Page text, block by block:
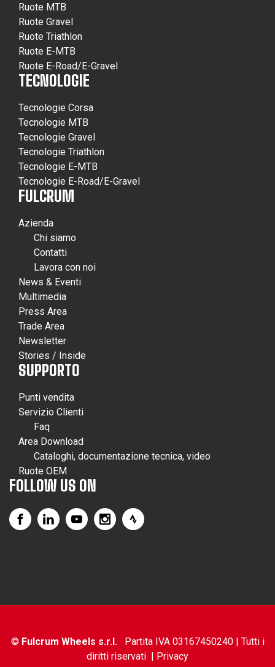
Ruote MTB
Ruote Gravel
Ruote Triathlon
Ruote E-MTB
Ruote E-Road/E-Gravel
TECNOLOGIE
Tecnologie Corsa
Tecnologie MTB
Tecnologie Gravel
Tecnologie Triathlon
Tecnologie E-MTB
Tecnologie E-Road/E-Gravel
FULCRUM
Azienda
Chi siamo
Contatti
Lavora con noi
News & Eventi
Multimedia
Press Area
Trade Area
Newsletter
Stories / Inside
SUPPORTO
Punti vendita
Servizio Clienti
Faq
Area Download
Cataloghi, documentazione tecnica, video
Ruote OEM
FOLLOW US ON
© Fulcrum Wheels s.r.l. Partita IVA 03167450240 | Tutti i
diritti riservati | Privacy